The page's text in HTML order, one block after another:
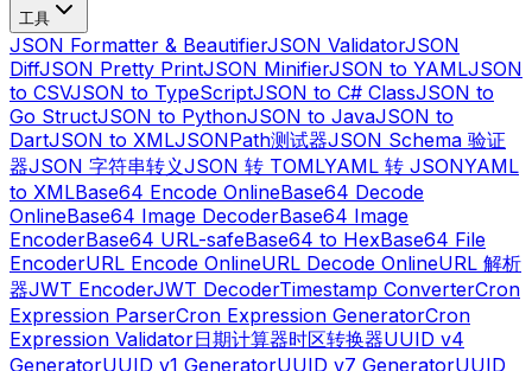
工具
JSON Formatter & BeautifierJSON ValidatorJSON
DiffJSON Pretty PrintJSON MinifierJSON to YAMLJSON
to CSVJSON to TypeScriptJSON to C# ClassJSON to
Go StructJSON to PythonJSON to JavaJSON to
DartJSON to XMLJSONPath测试器JSON Schema 验证
器JSON 字符串转义JSON 转 TOMLYAML 转 JSONYAML
to XMLBase64 Encode OnlineBase64 Decode
OnlineBase64 Image DecoderBase64 Image
EncoderBase64 URL-safeBase64 to HexBase64 File
EncoderURL Encode OnlineURL Decode OnlineURL 解析
器JWT EncoderJWT DecoderTimestamp ConverterCron
Expression ParserCron Expression GeneratorCron
Expression Validator日期计算器时区转换器UUID v4
GeneratorUUID v1 GeneratorUUID v7 GeneratorUUID